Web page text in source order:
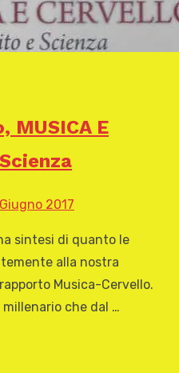
MUSICA E
2017
sintesi di quanto le
alla nostra
Musica-Cervello.
millenario che dal …